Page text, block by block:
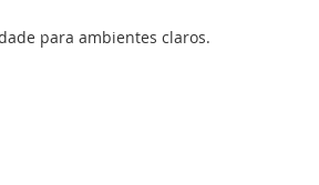
para ambientes claros.